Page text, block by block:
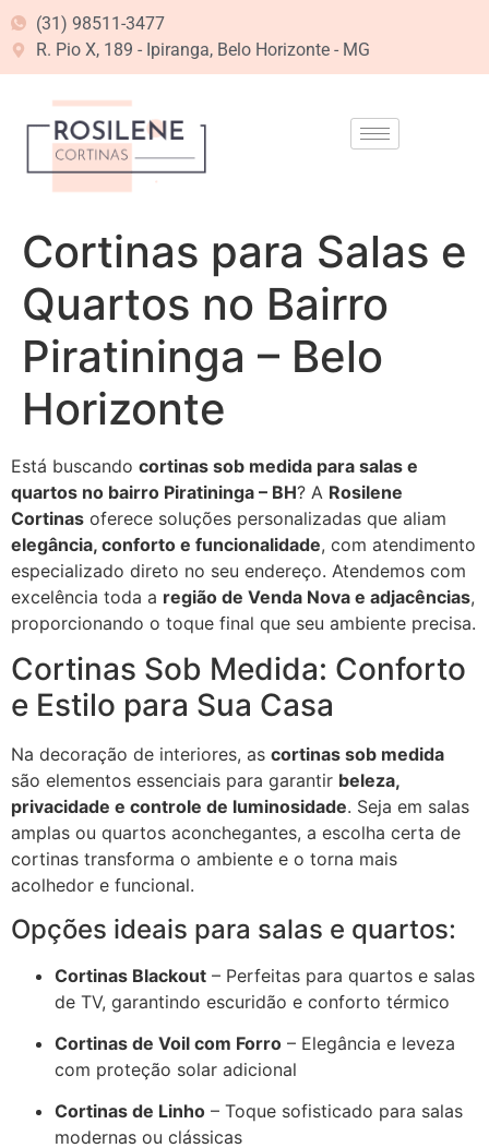
(31) 98511-3477
R. Pio X, 189 - Ipiranga, Belo Horizonte - MG
Cortinas para Salas e
Quartos no Bairro
Piratininga – Belo
Horizonte
Está buscando cortinas sob medida para salas e
quartos no bairro Piratininga – BH? A Rosilene
Cortinas oferece soluções personalizadas que aliam
elegância, conforto e funcionalidade, com atendimento
especializado direto no seu endereço. Atendemos com
excelência toda a região de Venda Nova e adjacências,
proporcionando o toque final que seu ambiente precisa.
Cortinas Sob Medida: Conforto
e Estilo para Sua Casa
Na decoração de interiores, as cortinas sob medida
são elementos essenciais para garantir beleza,
privacidade e controle de luminosidade. Seja em salas
amplas ou quartos aconchegantes, a escolha certa de
cortinas transforma o ambiente e o torna mais
acolhedor e funcional.
Opções ideais para salas e quartos:
Cortinas Blackout – Perfeitas para quartos e salas
de TV, garantindo escuridão e conforto térmico
Cortinas de Voil com Forro – Elegância e leveza
com proteção solar adicional
Cortinas de Linho – Toque sofisticado para salas
modernas ou clássicas